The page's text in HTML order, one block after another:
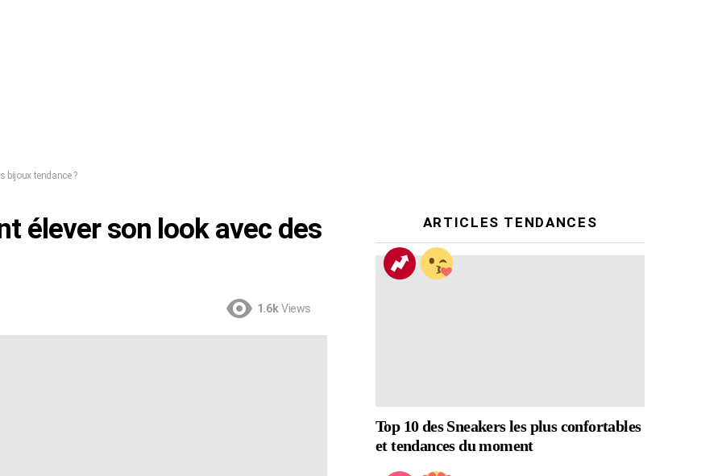
bijoux tendance ?
élever son look avec des
1.6k Views
ARTICLES TENDANCES
Top 10 des Sneakers les plus confortables
et tendances du moment